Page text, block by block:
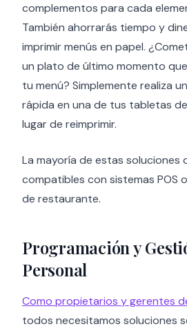
complementos para cada
También ahorrarás tiempo y
imprimir menús en papel.
un plato de último momento
tu menú? Simplemente realiza
rápida en una de tus tabletas
lugar de reimprimir.
La mayoría de estas soluciones
compatibles con sistemas POS
de restaurante.
Programación y
Personal
Como propietarios y gerentes
todos necesitamos soluciones